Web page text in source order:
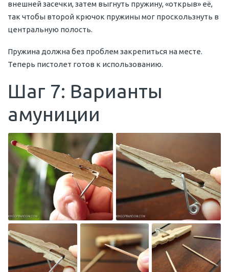
внешней засечки, затем выгнуть пружину, «открыв» её,
так чтобы второй крючок пружины мог проскользнуть в
центральную полость.
Пружина должна без проблем закрепиться на месте.
Теперь пистолет готов к использованию.
Шаг 7: Варианты
амуниции